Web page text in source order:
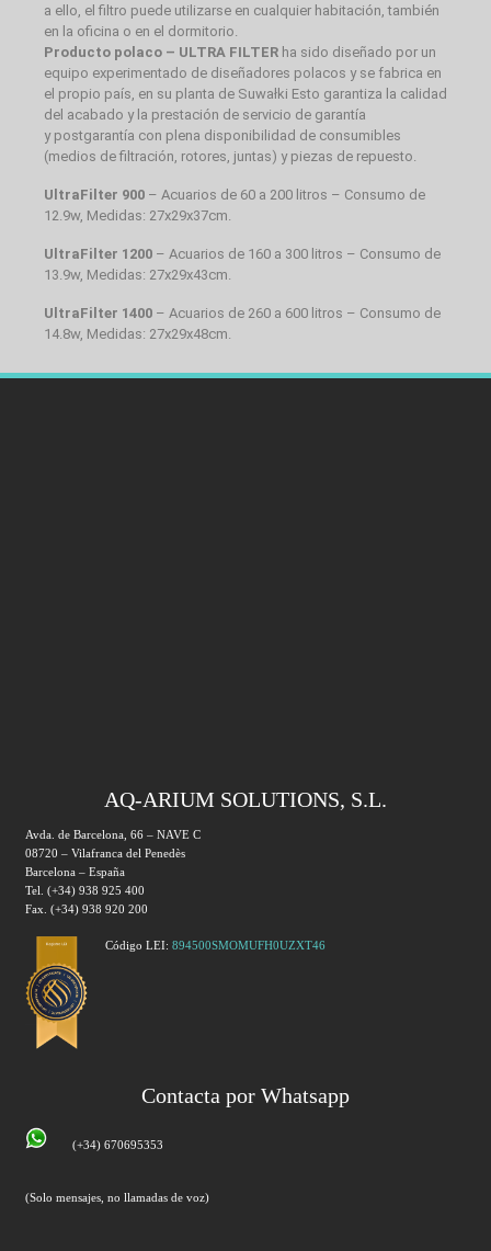
a ello, el filtro puede utilizarse en cualquier habitación, también
en la oficina o en el dormitorio.
Producto polaco – ULTRA FILTER ha sido diseñado por un
equipo experimentado de diseñadores polacos y se fabrica en
el propio país, en su planta de Suwałki Esto garantiza la calidad
del acabado y la prestación de servicio de garantía
y postgarantía con plena disponibilidad de consumibles
(medios de filtración, rotores, juntas) y piezas de repuesto.
UltraFilter 900 – Acuarios de 60 a 200 litros – Consumo de
12.9w, Medidas: 27x29x37cm.
UltraFilter 1200 – Acuarios de 160 a 300 litros – Consumo de
13.9w, Medidas: 27x29x43cm.
UltraFilter 1400 – Acuarios de 260 a 600 litros – Consumo de
14.8w, Medidas: 27x29x48cm.
AQ-ARIUM SOLUTIONS, S.L.
Avda. de Barcelona, 66 – NAVE C
08720 – Vilafranca del Penedès
Barcelona – España
Tel. (+34) 938 925 400
Fax. (+34) 938 920 200
Código LEI: 894500SMOMUFH0UZXT46
Contacta por Whatsapp
(+34) 670695353
(Solo mensajes, no llamadas de voz)